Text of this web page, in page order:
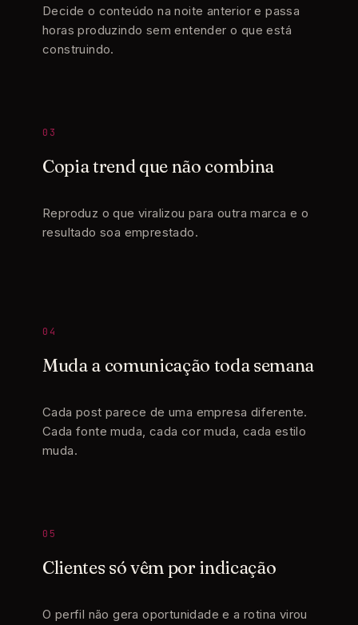
Decide o conteúdo na noite anterior e passa
horas produzindo sem entender o que está
construindo.
03
Copia trend que não combina
Reproduz o que viralizou para outra marca e o
resultado soa emprestado.
04
Muda a comunicação toda semana
Cada post parece de uma empresa diferente.
Cada fonte muda, cada cor muda, cada estilo
muda.
05
Clientes só vêm por indicação
O perfil não gera oportunidade e a rotina virou